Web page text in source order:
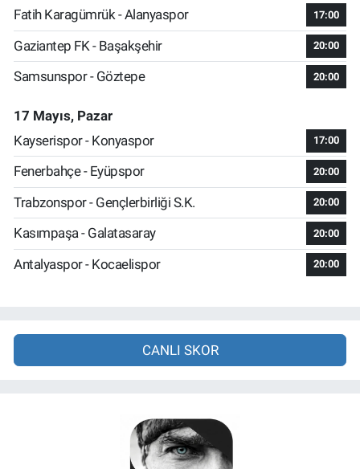
Fatih Karagümrük - Alanyaspor
17:00
Gaziantep FK - Başakşehir 20:00
Samsunspor - Göztepe 20:00
17 Mayıs, Pazar
Kayserispor - Konyaspor
17:00
Fenerbahçe - Eyüpspor 20:00
Trabzonspor - Gençlerbirliği S.K. 20:00
Kasımpaşa - Galatasaray 20:00
Antalyaspor - Kocaelispor 20:00
CANLI SKOR